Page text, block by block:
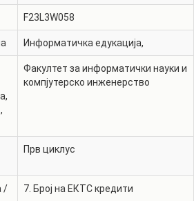
F23L3W058
Информатичка едукација,
Факултет за информатички науки и
компјутерско инженерство
Прв циклус
/
7. Број на ЕКТС кредити